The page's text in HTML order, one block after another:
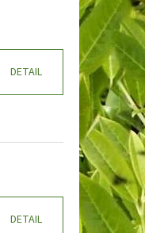
DETAIL
DETAIL